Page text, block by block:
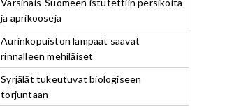
ja aprikooseja
Aurinkopuiston lampaat saavat
rinnalleen mehiläiset
Syrjälät tukeutuvat biologiseen
torjuntaan